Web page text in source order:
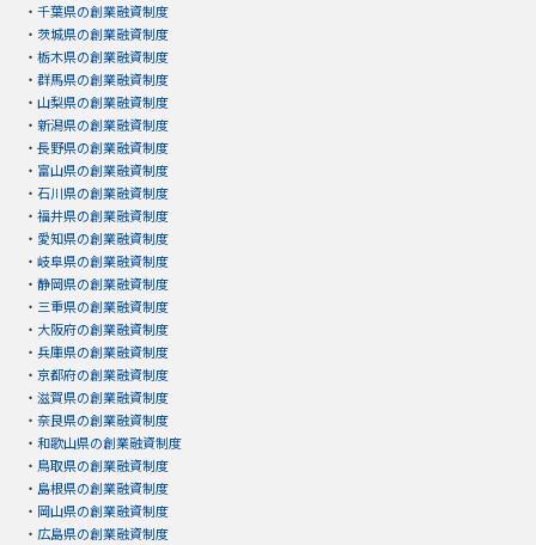
・ 千葉県の創業融資制度
・ 茨城県の創業融資制度
・ 栃木県の創業融資制度
・ 群馬県の創業融資制度
・ 山梨県の創業融資制度
・ 新潟県の創業融資制度
・ 長野県の創業融資制度
・ 富山県の創業融資制度
・ 石川県の創業融資制度
・ 福井県の創業融資制度
・ 愛知県の創業融資制度
・ 岐阜県の創業融資制度
・ 静岡県の創業融資制度
・ 三重県の創業融資制度
・ 大阪府の創業融資制度
・ 兵庫県の創業融資制度
・ 京都府の創業融資制度
・ 滋賀県の創業融資制度
・ 奈良県の創業融資制度
・ 和歌山県の創業融資制度
・ 鳥取県の創業融資制度
・ 島根県の創業融資制度
・ 岡山県の創業融資制度
・ 広島県の創業融資制度